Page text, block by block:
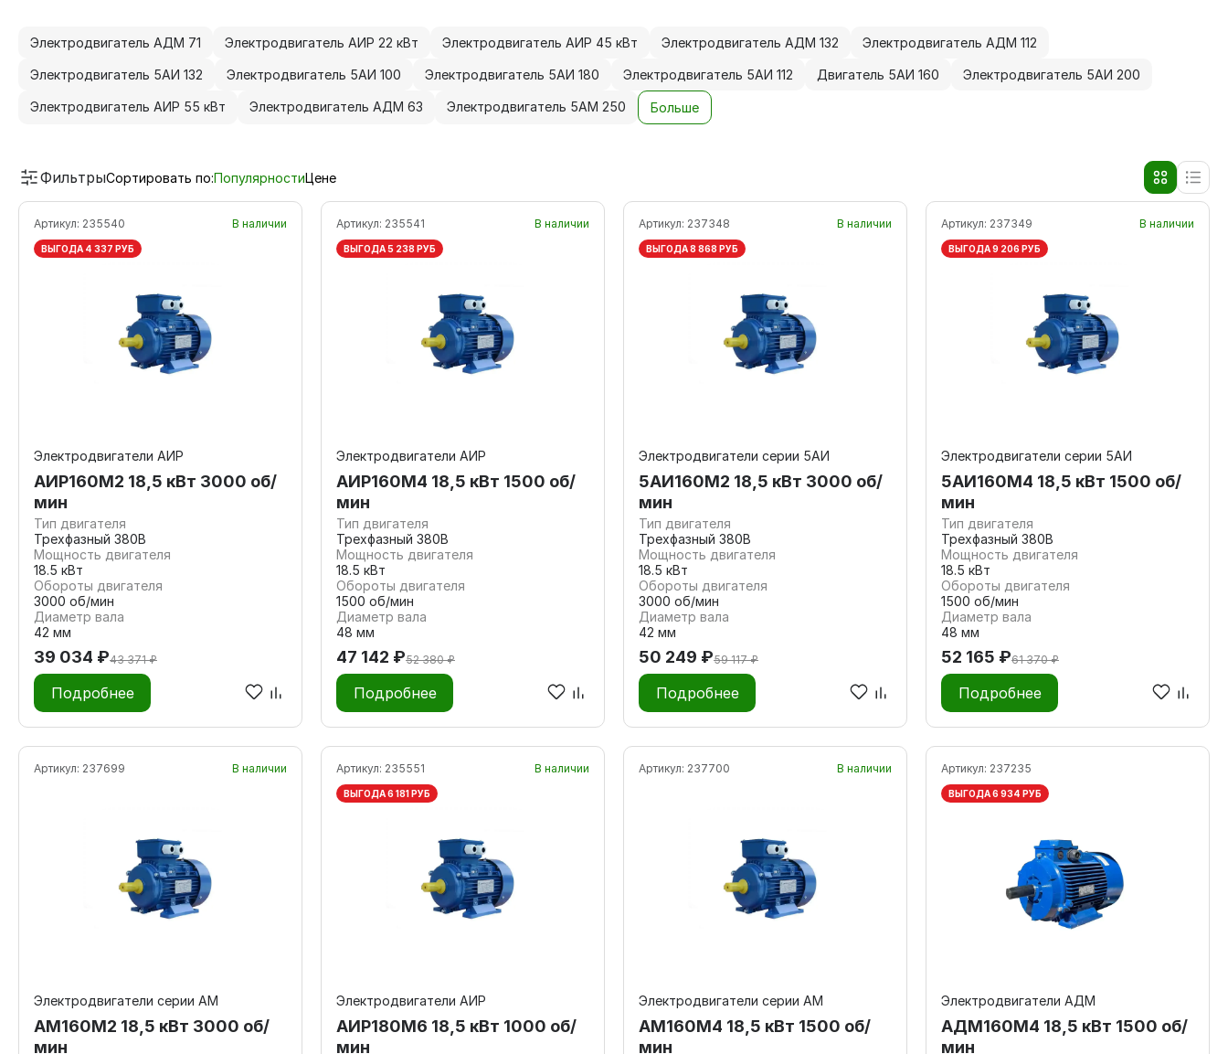
Электродвигатель АДМ 71 Электродвигатель АИР 22 кВт Электродвигатель АИР 45 кВт Электродвигатель АДМ 132 Электродвигатель АДМ 112
Электродвигатель 5АИ 132 Электродвигатель 5АИ 100 Электродвигатель 5АИ 180 Электродвигатель 5АИ 112 Двигатель 5АИ 160 Электродвигатель 5АИ 200
Электродвигатель АИР 55 кВт Электродвигатель АДМ 63 Электродвигатель 5АМ 250 Больше
ФильтрыСортировать по:ПопулярностиЦене
Артикул: 235540 В наличии
ВЫГОДА 4 337 РУБ
Электродвигатели АИР
АИР160М2 18,5 кВт 3000 об/
мин
Тип двигателя
Трехфазный 380В
Мощность двигателя
18.5 кВт
Обороты двигателя
3000 об/мин
Диаметр вала
42 мм
39 034 ₽43 371 ₽
Подробнее
Артикул: 235541 В наличии
ВЫГОДА 5 238 РУБ
Электродвигатели АИР
АИР160М4 18,5 кВт 1500 об/
мин
Тип двигателя
Трехфазный 380В
Мощность двигателя
18.5 кВт
Обороты двигателя
1500 об/мин
Диаметр вала
48 мм
47 142 ₽52 380 ₽
Подробнее
Артикул: 237348 В наличии
ВЫГОДА 8 868 РУБ
Электродвигатели серии 5АИ
5АИ160M2 18,5 кВт 3000 об/
мин
Тип двигателя
Трехфазный 380В
Мощность двигателя
18.5 кВт
Обороты двигателя
3000 об/мин
Диаметр вала
42 мм
50 249 ₽59 117 ₽
Подробнее
Артикул: 237349 В наличии
ВЫГОДА 9 206 РУБ
Электродвигатели серии 5АИ
5АИ160M4 18,5 кВт 1500 об/
мин
Тип двигателя
Трехфазный 380В
Мощность двигателя
18.5 кВт
Обороты двигателя
1500 об/мин
Диаметр вала
48 мм
52 165 ₽61 370 ₽
Подробнее
Артикул: 237699 В наличии
Электродвигатели серии АМ
АМ160М2 18,5 кВт 3000 об/
мин
Артикул: 235551 В наличии
ВЫГОДА 6 181 РУБ
Электродвигатели АИР
АИР180М6 18,5 кВт 1000 об/
мин
Артикул: 237700 В наличии
Электродвигатели серии АМ
АМ160М4 18,5 кВт 1500 об/
мин
Артикул: 237235
ВЫГОДА 6 934 РУБ
Электродвигатели АДМ
АДМ160М4 18,5 кВт 1500 об/
мин